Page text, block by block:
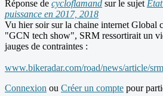
Réponse de cycloflamand sur le sujet
puissance en 2017, 2018
Vu hier soir sur la chaine internet Global
"GCN tech show", SRM ressortirait un
jauges de contraintes :
www.bikeradar.com/road/news/article/
Connexion ou Créer un compte pour